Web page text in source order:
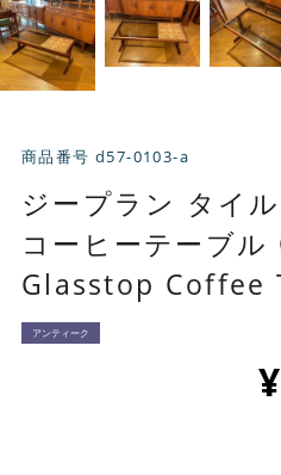
商品番号 d57-0103-a
ジープラン タイ
コーヒーテーブ
Glasstop Coffee
アンティーク
¥